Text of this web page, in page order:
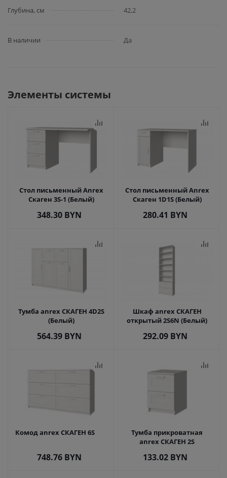
Глубина, см
42,2
В наличии Да
Элементы системы
Стол письменный Anrex
Скаген 3S-1 (Белый)
348.30 BYN
Стол письменный Anrex
Скаген 1D1S (Белый)
280.41 BYN
Тумба anrex СКАГЕН 4D2S
(Белый)
564.39 BYN
Шкаф anrex СКАГЕН
открытый 2S6N (Белый)
292.09 BYN
Комод anrex СКАГЕН 6S
748.76 BYN
Тумба прикроватная
anrex СКАГЕН 2S
133.02 BYN